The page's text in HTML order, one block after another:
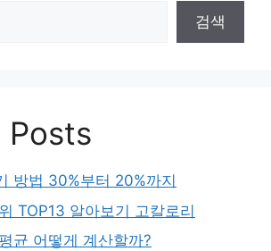
검색
Posts
방법 30%부터 20%까지
TOP13 알아보기 고칼로리
균 어떻게 계산할까?